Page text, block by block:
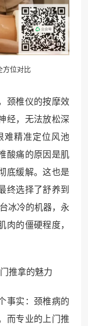
方位对比
颈椎仪的按摩效
经，无法放松深
难精准定位风池
酸痛的原因是肌
底缓解。这也是
终选择了舒养到
冰冷的机器，永
的僵硬程度，
推拿的魅力
事实：颈椎病的
而专业的上门推